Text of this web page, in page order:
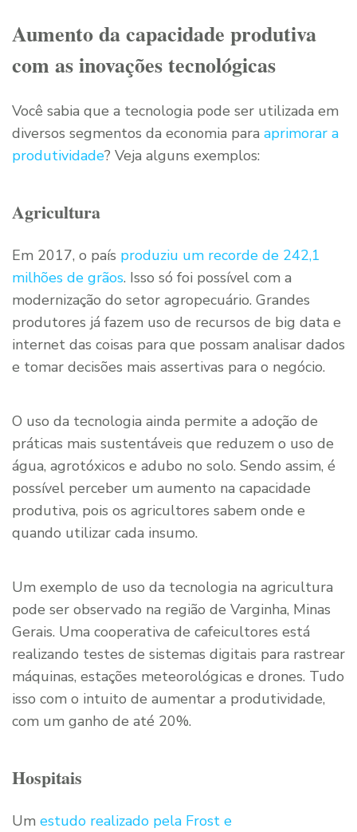
Aumento da capacidade produtiva
com as inovações tecnológicas
Você sabia que a tecnologia pode ser utilizada em
diversos segmentos da economia para aprimorar a
produtividade? Veja alguns exemplos:
Agricultura
Em 2017, o país produziu um recorde de 242,1
milhões de grãos. Isso só foi possível com a
modernização do setor agropecuário. Grandes
produtores já fazem uso de recursos de big data e
internet das coisas para que possam analisar dados
e tomar decisões mais assertivas para o negócio.
O uso da tecnologia ainda permite a adoção de
práticas mais sustentáveis que reduzem o uso de
água, agrotóxicos e adubo no solo. Sendo assim, é
possível perceber um aumento na capacidade
produtiva, pois os agricultores sabem onde e
quando utilizar cada insumo.
Um exemplo de uso da tecnologia na agricultura
pode ser observado na região de Varginha, Minas
Gerais. Uma cooperativa de cafeicultores está
realizando testes de sistemas digitais para rastrear
máquinas, estações meteorológicas e drones. Tudo
isso com o intuito de aumentar a produtividade,
com um ganho de até 20%.
Hospitais
Um estudo realizado pela Frost e